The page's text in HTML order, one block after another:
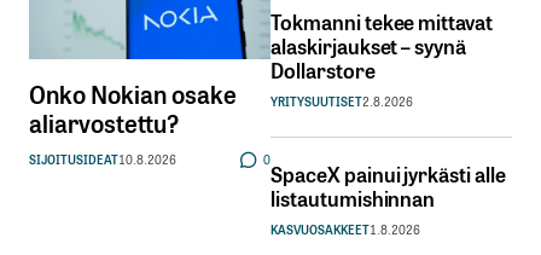
Onko Nokian osake
aliarvostettu?
SIJOITUSIDEAT10.8.2026 0
Tokmanni tekee mittavat
alaskirjaukset – syynä
Dollarstore
YRITYSUUTISET2.8.2026
SpaceX painui jyrkästi alle
listautumishinnan
KASVUOSAKKEET1.8.2026